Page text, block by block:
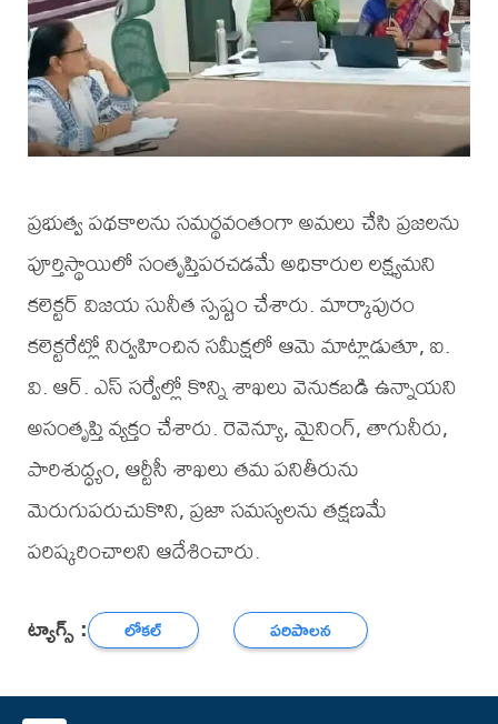
ప్రభుత్వ పథకాలను సమర్థవంతంగా అమలు చేసి ప్రజలను
పూర్తిస్థాయిలో సంతృప్తిపరచడమే అధికారుల లక్ష్యమని
కలెక్టర్ విజయ సునీత స్పష్టం చేశారు. మార్కాపురం
కలెక్టరేట్లో నిర్వహించిన సమీక్షలో ఆమె మాట్లాడుతూ, ఐ.
వి. ఆర్. ఎస్ సర్వేల్లో కొన్ని శాఖలు వెనుకబడి ఉన్నాయని
అసంతృప్తి వ్యక్తం చేశారు. రెవెన్యూ, మైనింగ్, తాగునీరు,
పారిశుద్ధ్యం, ఆర్టీసీ శాఖలు తమ పనితీరును
మెరుగుపరుచుకొని, ప్రజా సమస్యలను తక్షణమే
పరిష్కరించాలని ఆదేశించారు.
ట్యాగ్స్ : లోకల్ పరిపాలన